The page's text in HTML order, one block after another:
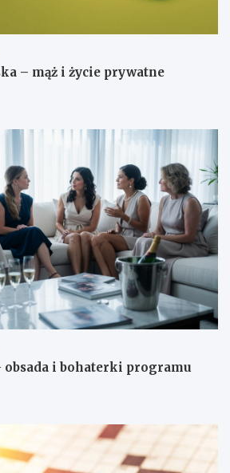
– mąż i życie prywatne
i bohaterki programu